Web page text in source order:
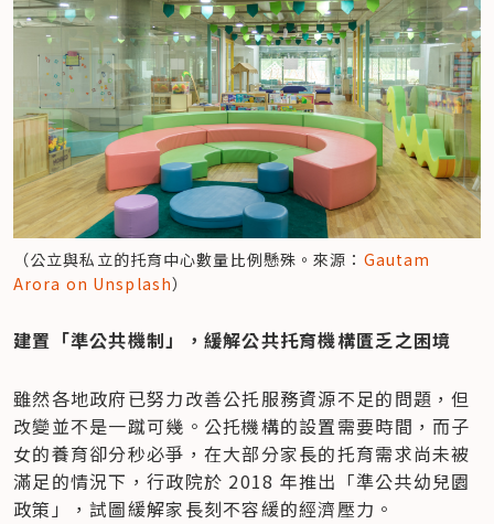
（公立與私立的托育中心數量比例懸殊。來源： Gautam
Arora on Unsplash）
​建置「準公共機制」，緩解公共托育機構匱乏之困境
雖然各地政府已努力改善公托服務資源不足的問題，但
改變並不是一蹴可幾。公托機構的設置需要時間，而子
女的養育卻分秒必爭，在大部分家長的托育需求尚未被
滿足的情況下，行政院於 2018 年推出「準公共幼兒園
政策」，試圖緩解家長刻不容緩的經濟壓力。